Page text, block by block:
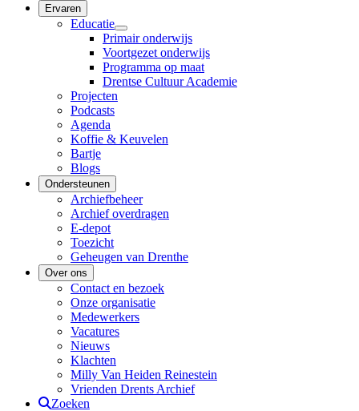
Ervaren
Educatie
Primair onderwijs
Voortgezet onderwijs
Programma op maat
Drentse Cultuur Academie
Projecten
Podcasts
Agenda
Koffie & Keuvelen
Bartje
Blogs
Ondersteunen
Archiefbeheer
Archief overdragen
E-depot
Toezicht
Geheugen van Drenthe
Over ons
Contact en bezoek
Onze organisatie
Medewerkers
Vacatures
Nieuws
Klachten
Milly Van Heiden Reinestein
Vrienden Drents Archief
Zoeken